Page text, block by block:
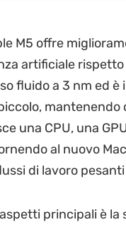
M5 offre
artificiale
fluido a 3 nm ed
mantenendo
una CPU, una
al nuovo
di lavoro
principali è